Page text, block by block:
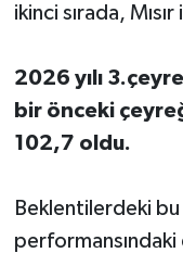
ikinci sırada,
2026 yılı
bir önceki
102,7 oldu.
Beklentilerdeki
performansındaki